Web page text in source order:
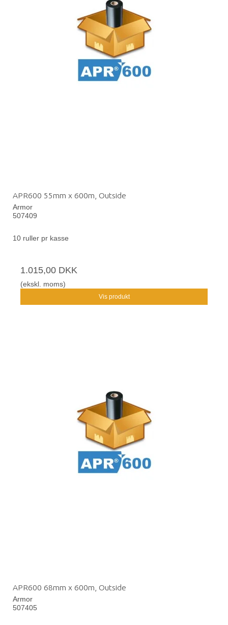
APR600 55mm x 600m, Outside
Armor
507409
10 ruller pr kasse
1.015,00 DKK
(ekskl. moms)
Vis produkt
APR600 68mm x 600m, Outside
Armor
507405